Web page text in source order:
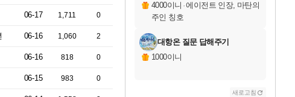
06-17 1,711 0
06-16 1,060 2
06-16 818 0
06-15 983 0
4000이니 ·에이전트 인장, 마탄의
주인 칭호
대항온 질문 답해주기
1000이니
새로고침